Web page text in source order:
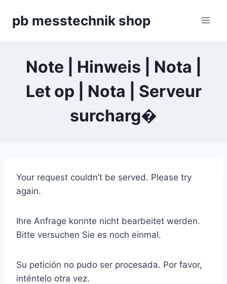
Inhaltpb messtechnik shop
Note | Hinweis | Nota |
Let op | Nota | Serveur
surcharg�
Your request couldn’t be served. Please try
again.
Ihre Anfrage konnte nicht bearbeitet werden.
Bitte versuchen Sie es noch einmal.
Su petición no pudo ser procesada. Por favor,
inténtelo otra vez.